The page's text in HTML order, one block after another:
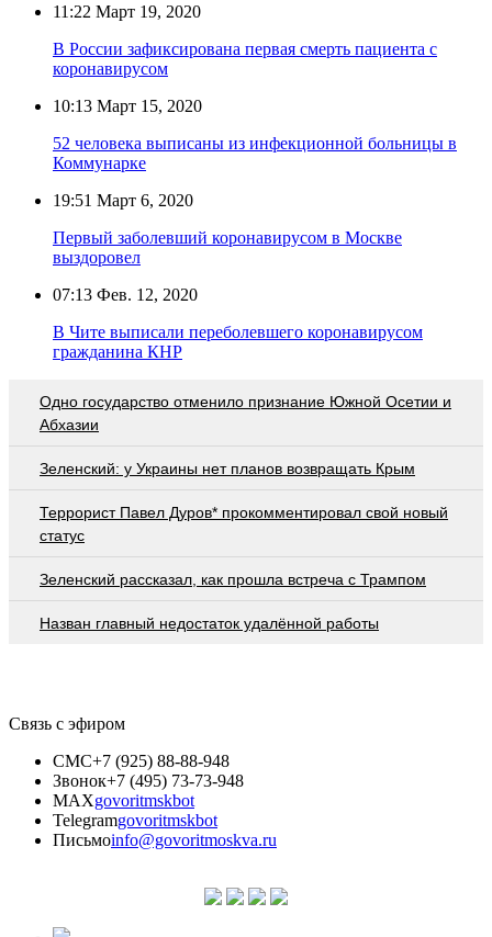
11:22 Март 19, 2020
В России зафиксирована первая смерть пациента с
коронавирусом
10:13 Март 15, 2020
52 человека выписаны из инфекционной больницы в
Коммунарке
19:51 Март 6, 2020
Первый заболевший коронавирусом в Москве
выздоровел
07:13 Фев. 12, 2020
В Чите выписали переболевшего коронавирусом
гражданина КНР
Одно государство отменило признание Южной Осетии и
Абхазии
Зеленский: у Украины нет планов возвращать Крым
Террорист Павел Дуров* прокомментировал свой новый
статус
Зеленский рассказал, как прошла встреча с Трампом
Назван главный недостаток удалённой работы
Связь с эфиром
СМС+7 (925) 88-88-948
Звонок+7 (495) 73-73-948
MAXgovoritmskbot
Telegramgovoritmskbot
Письмоinfo@govoritmoskva.ru